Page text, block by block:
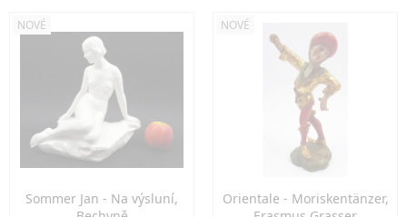
NOVÉ
Sommer Jan - Na výsluní,
NOVÉ
Orientale - Moriskentänzer,